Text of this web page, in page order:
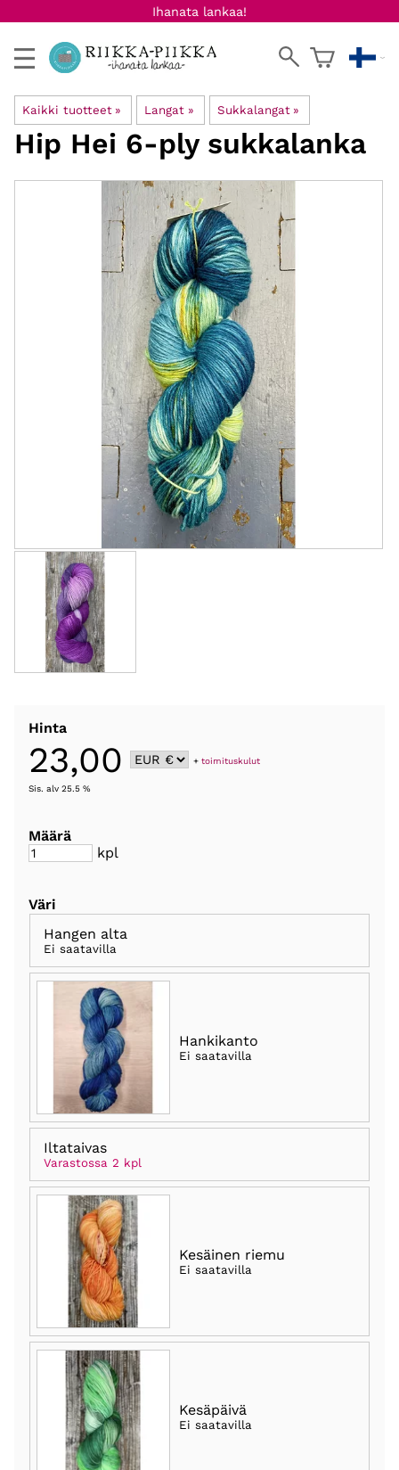
Ihanata lankaa!
Kaikki tuotteet ‪» Langat ‪» Sukkalangat ‪»
Hip Hei 6-ply sukkalanka
Hinta
23,00 +toimituskulut
Sis. alv 25.5 %
Määrä
kpl
Väri
Hangen alta
Ei saatavilla
Hankikanto
Ei saatavilla
Iltataivas
Varastossa 2 kpl
Kesäinen riemu
Ei saatavilla
Kesäpäivä
Ei saatavilla